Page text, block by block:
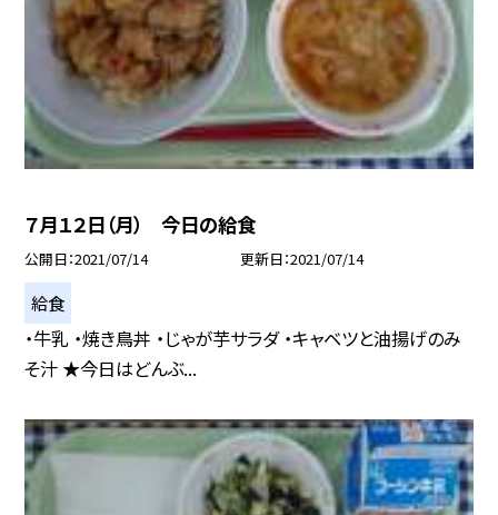
７月１２日（月） 今日の給食
公開日 2021/07/14 更新日 2021/07/14
給食
・牛乳 ・焼き鳥丼 ・じゃが芋サラダ ・キャベツと油揚げのみ
そ汁 ★今日はどんぶ...